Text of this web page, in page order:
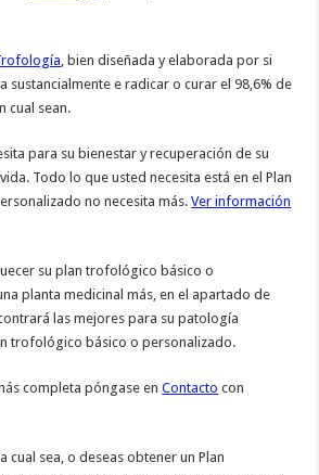
, bien diseñada y elaborada por si
sustancialmente e radicar o curar el 98,6% de
cual sean.
para su bienestar y recuperación de su
Todo lo que usted necesita está en el Plan
no necesita más.Ver información
su plan trofológico básico o
planta medicinal más, en el apartado de
las mejores para su patología
trofológico básico o personalizado.
completa póngase enContacto con
cual sea, o deseas obtener un Plan